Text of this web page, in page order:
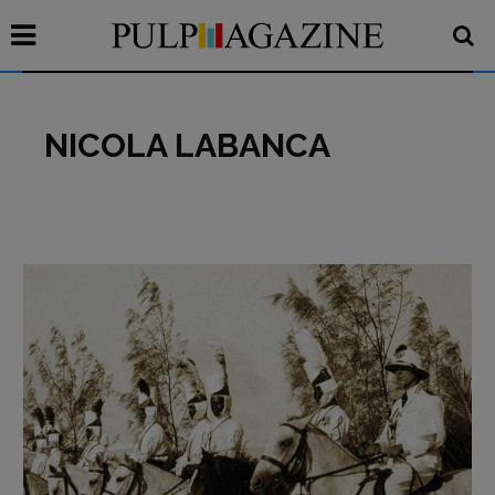
Interviste
RUBRICHE
Archeologie del
presente
Fumetti
Libro & Film
Pulp for kids
NICOLA LABANCA